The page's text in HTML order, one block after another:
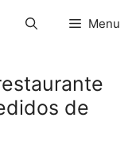
Menu
de